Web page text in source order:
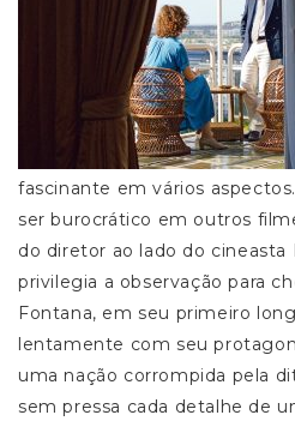
fascinante em vários
ser burocrático em outros
do diretor ao lado do cineasta
privilegia a observação para
Fontana, em seu primeiro
lentamente com seu
uma nação corrompida pela
sem pressa cada detalhe de